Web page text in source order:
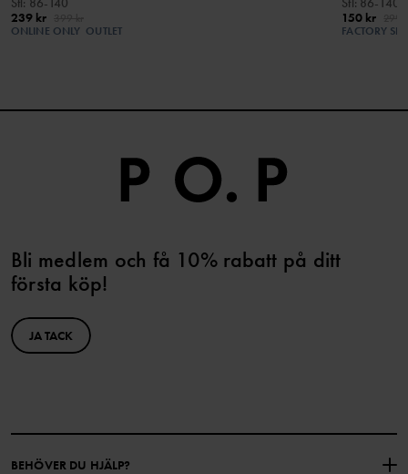
239 kr
ONLINE ONLY OUTLET
150 kr
FACTORY
Bli medlem och få 10% rabatt på ditt
första köp!
JA TACK
BEHÖVER DU HJÄLP?